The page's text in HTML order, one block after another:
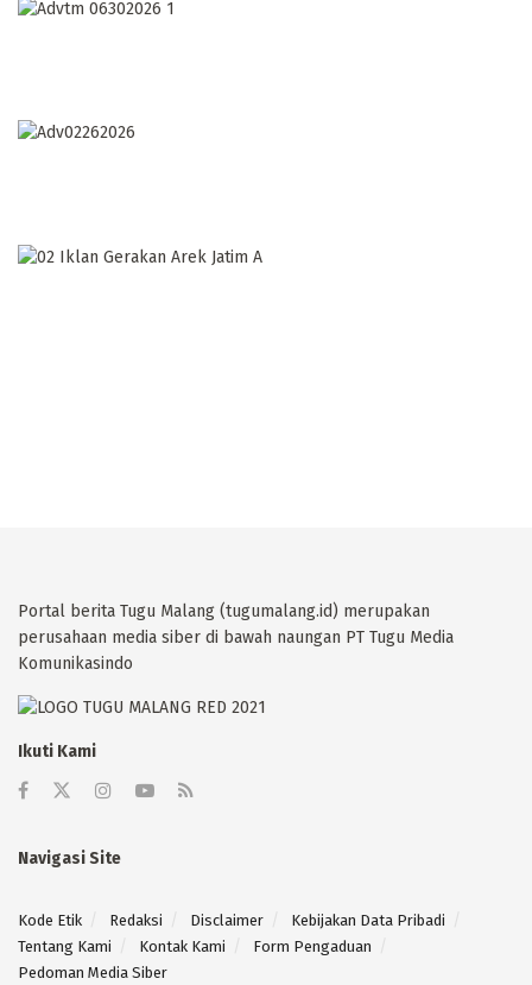
Portal berita Tugu Malang (tugumalang.id) merupakan
perusahaan media siber di bawah naungan PT Tugu Media
Komunikasindo
Ikuti Kami
Navigasi Site
Kode Etik Redaksi Disclaimer
Kebijakan Data Pribadi
Tentang Kami
Kontak Kami
Form Pengaduan
Pedoman Media Siber